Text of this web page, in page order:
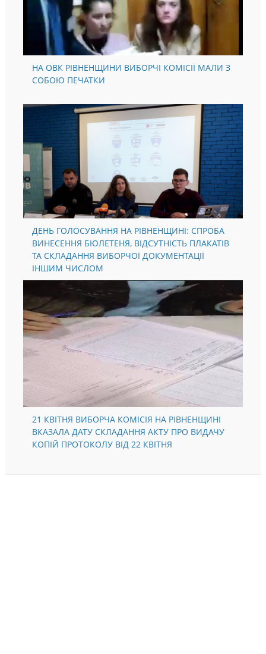
НА ОВК РІВНЕНЩИНИ ВИБОРЧІ КОМІСІЇ МАЛИ З
СОБОЮ ПЕЧАТКИ
ДЕНЬ ГОЛОСУВАННЯ НА РІВНЕНЩИНІ: СПРОБА
ВИНЕСЕННЯ БЮЛЕТЕНЯ, ВІДСУТНІСТЬ ПЛАКАТІВ
ТА СКЛАДАННЯ ВИБОРЧОЇ ДОКУМЕНТАЦІЇ
ІНШИМ ЧИСЛОМ
21 КВІТНЯ ВИБОРЧА КОМІСІЯ НА РІВНЕНЩИНІ
ВКАЗАЛА ДАТУ СКЛАДАННЯ АКТУ ПРО ВИДАЧУ
КОПІЙ ПРОТОКОЛУ ВІД 22 КВІТНЯ